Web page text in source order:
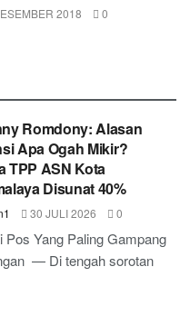
2018 0
Romdony: Alasan
Apa Ogah Mikir?
TPP ASN Kota
Disunat 40%
30 JULI 2026 0
Yang Paling Gampang
— Di tengah sorotan